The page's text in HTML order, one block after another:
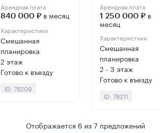
Арендная плата
840 000 ₽ в месяц
Характеристики
Смешанная
планировка
2 этаж
Готово к въезду
ID: 78209
Арендная плата
1 250 000 ₽в
месяц
Характеристики
Смешанная
планировка
2 - 3 этаж
Готово к въезду
ID: 78211
Отображается 6 из7 предложений